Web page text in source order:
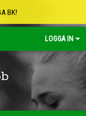
BK!
LOGGA IN